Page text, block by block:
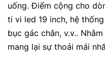
uống. Điểm cộng cho
ti vi led 19 inch, hệ
bục gác chân, v.v..
mang lại sự thoải mái